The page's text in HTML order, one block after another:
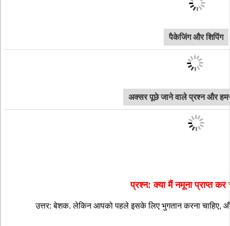
पैकेजिंग और शिपिंग
अक्सर पूछे जाने वाले प्रश्न और
प्रश्न: क्या मैं नमूना प्राप्त
उत्तर: बेशक. लेकिन आपको पहले इसके लिए भुगतान करना चाहिए,